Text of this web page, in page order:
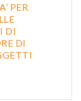
PER
DI
DI